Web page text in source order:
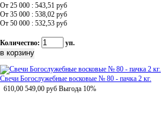
От 25 000 : 543,51 руб
От 35 000 : 538,02 руб
От 50 000 : 532,53 руб
Количество: уп.
Свечи Богослужебные восковые № 80 - пачка 2 кг.
610,00 549,00 руб Выгода 10%